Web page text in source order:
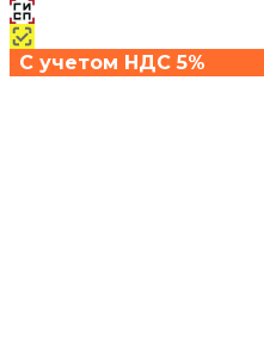
С учетом НДС 5%